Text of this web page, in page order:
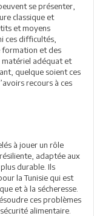
se présenter,
classique et
et moyens
ces difficultés,
formation et des
matériel adéquat et
quelque soient ces
recours à ces
à jouer un rôle
adaptée aux
durable. Ils
la Tunisie qui est
et à la sécheresse.
ces problèmes
alimentaire.